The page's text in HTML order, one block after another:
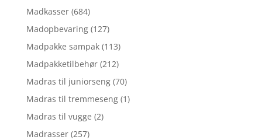
Madkasser (684)
Madopbevaring (127)
Madpakke sampak (113)
Madpakketilbehør (212)
Madras til juniorseng (70)
Madras til tremmeseng (1)
Madras til vugge (2)
Madrasser (257)